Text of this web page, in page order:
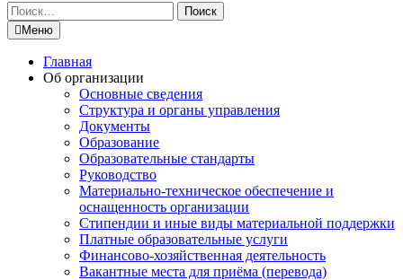
Найти:
Меню
Главная
Об организации
Основные сведения
Структура и органы управления
Документы
Образование
Образовательные стандарты
Руководство
Материально-техническое обеспечение и
оснащенность организации
Стипендии и иные виды материальной поддержки
Платные образовательные услуги
Финансово-хозяйственная деятельность
Вакантные места для приёма (перевода)